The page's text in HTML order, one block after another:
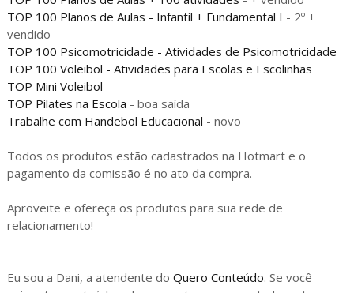
TOP 100 Planos de Aulas - Infantil + Fundamental I - 2º +
vendido
TOP 100 Psicomotricidade - Atividades de Psicomotricidade
TOP 100 Voleibol - Atividades para Escolas e Escolinhas
TOP Mini Voleibol
TOP Pilates na Escola - boa saída
Trabalhe com Handebol Educacional - novo
Todos os produtos estão cadastrados na Hotmart e o
pagamento da comissão é no ato da compra.
Aproveite e ofereça os produtos para sua rede de
relacionamento!
Eu sou a Dani, a atendente do Quero Conteúdo. Se você